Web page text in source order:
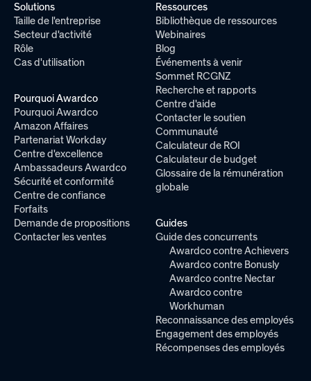
Solutions
Taille de l'entreprise
Secteur d'activité
Rôle
Cas d'utilisation
Pourquoi Awardco
Pourquoi Awardco
Amazon Affaires
Partenariat Workday
Centre d'excellence
Ambassadeurs Awardco
Sécurité et conformité
Centre de confiance
Forfaits
Demande de propositions
Contacter les ventes
Ressources
Bibliothèque de ressources
Webinaires
Blog
Événements à venir
Sommet RCGNZ
Recherche et rapports
Centre d'aide
Contacter le soutien
Communauté
Calculateur de ROI
Calculateur de budget
Glossaire de la rémunération
globale
Guides
Guide des concurrents
Awardco contre Achievers
Awardco contre Bonusly
Awardco contre Nectar
Awardco contre
Workhuman
Reconnaissance des employés
Engagement des employés
Récompenses des employés